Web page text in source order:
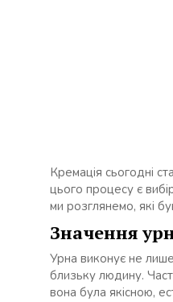
Кремація сьогодні
цього процесу є
ми розглянемо, які
Значення
Урна виконує не
близьку людину.
вона була якісною,